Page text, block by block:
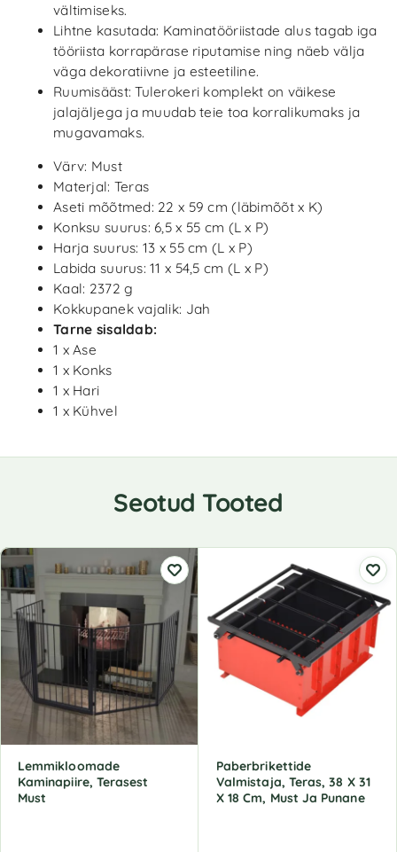
vältimiseks.
Lihtne kasutada: Kaminatööriistade alus tagab iga
tööriista korrapärase riputamise ning näeb välja
väga dekoratiivne ja esteetiline.
Ruumisääst: Tulerokeri komplekt on väikese
jalajäljega ja muudab teie toa korralikumaks ja
mugavamaks.
Värv: Must
Materjal: Teras
Aseti mõõtmed: 22 x 59 cm (läbimõõt x K)
Konksu suurus: 6,5 x 55 cm (L x P)
Harja suurus: 13 x 55 cm (L x P)
Labida suurus: 11 x 54,5 cm (L x P)
Kaal: 2372 g
Kokkupanek vajalik: Jah
Tarne sisaldab:
1 x Ase
1 x Konks
1 x Hari
1 x Kühvel
Seotud Tooted
Lemmikloomade
Kaminapiire, Terasest
Must
Paberbrikettide
Valmistaja, Teras, 38 X 31
X 18 Cm, Must Ja Punane